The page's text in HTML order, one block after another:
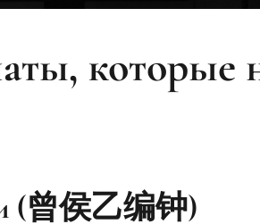
которые
(曾侯乙编钟)